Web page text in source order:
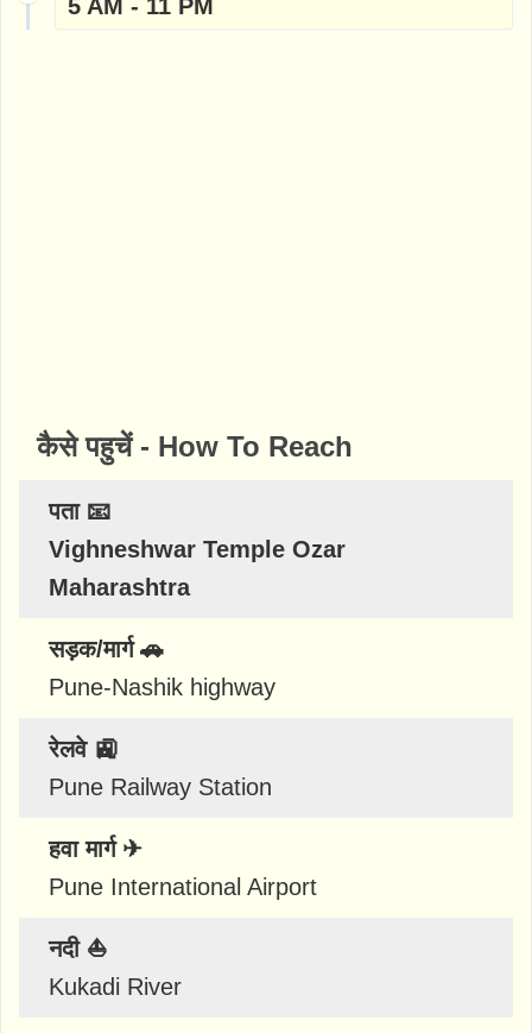
5 AM - 11 PM
कैसे पहुचें - How To Reach
पता 📧
Vighneshwar Temple Ozar
Maharashtra
सड़क/मार्ग 🚗
Pune-Nashik highway
रेलवे 🚉
Pune Railway Station
हवा मार्ग ✈
Pune International Airport
नदी ⛵
Kukadi River